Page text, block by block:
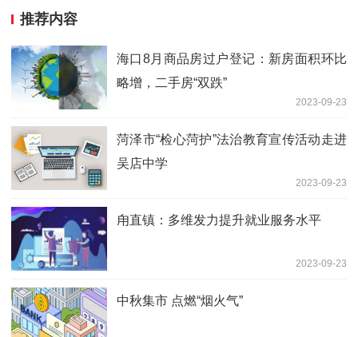
推荐内容
海口8月商品房过户登记：新房面积环比
略增，二手房“双跌”
2023-09-23
菏泽市“检心菏护”法治教育宣传活动走进
吴店中学
2023-09-23
甪直镇：多维发力提升就业服务水平
2023-09-23
中秋集市 点燃“烟火气”